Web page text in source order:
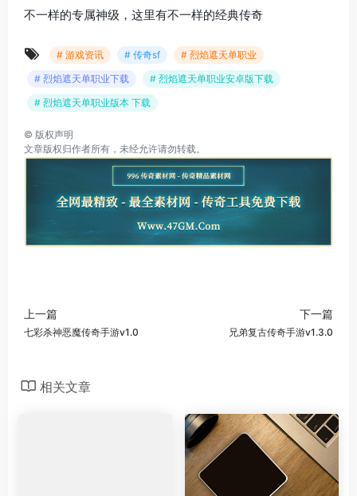
不一样的专属神级，这里有不一样的经典传奇
# 游戏资讯 # 传奇sf
# 烈焰遮天单职业
# 烈焰遮天单职业下载
# 烈焰遮天单职业安卓版下载
# 烈焰遮天单职业版本 下载
© 版权声明
文章版权归作者所有，未经允许请勿转载。
上一篇
七彩杀神恶魔传奇手游v1.0
下一篇
兄弟复古传奇手游v1.3.0
相关文章